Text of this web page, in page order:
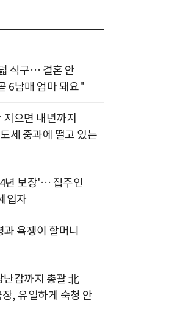
식구… 결혼 안
6남매 엄마 돼요"
으면 내년까지
세 중과에 떨고 있는
년 보장'… 집주인
입자
욕쟁이 할머니
감까지 총괄 北
, 유일하게 숙청 안